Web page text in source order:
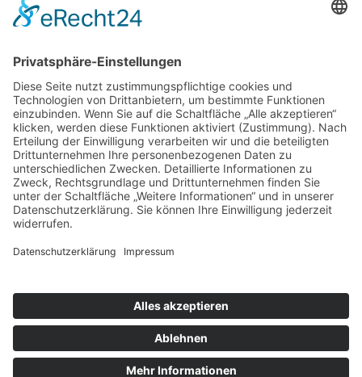
9 - 14 Uhr
Informationen
Über uns
Produktanfrage
Datenschutzerklärung